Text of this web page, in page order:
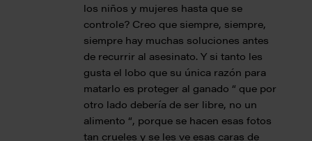
los niños y mujeres hasta que se
controle? Creo que siempre, siempre,
siempre hay muchas soluciones antes
de recurrir al asesinato. Y si tanto les
gusta el lobo que su única razón para
matarlo es proteger al ganado “ que por
otro lado debería de ser libre, no un
alimento “, porque se hacen esas fotos
tan crueles y se les ve esas caras de